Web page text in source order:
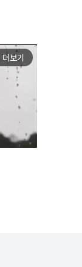
더보기